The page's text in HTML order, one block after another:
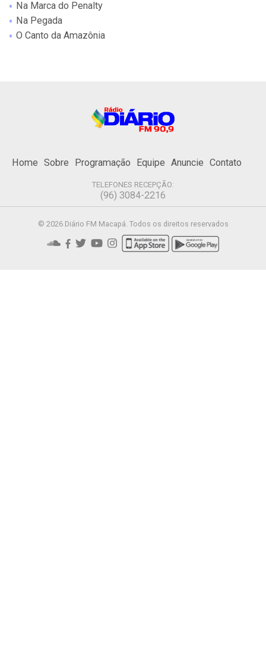
Na Marca do Penalty
Na Pegada
O Canto da Amazônia
Home Sobre Programação Equipe Anuncie Contato
TELEFONES RECEPÇÃO:
(96) 3084-2216
© 2026 Diário FM Macapá. Todos os direitos reservados